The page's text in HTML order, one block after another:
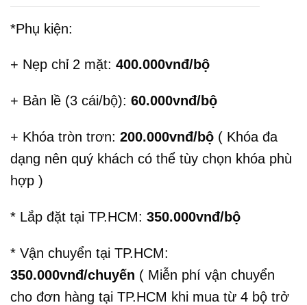
*Phụ kiện:
+ Nẹp chỉ 2 mặt: 400.000vnđ/bộ
+ Bản lề (3 cái/bộ): 60.000vnđ/bộ
+ Khóa tròn trơn: 200.000vnđ/bộ ( Khóa đa
dạng nên quý khách có thể tùy chọn khóa phù
hợp )
* Lắp đặt tại TP.HCM: 350.000vnđ/bộ
* Vận chuyển tại TP.HCM:
350.000vnđ/chuyến ( Miễn phí vận chuyển
cho đơn hàng tại TP.HCM khi mua từ 4 bộ trở